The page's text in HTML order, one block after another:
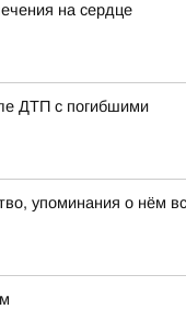
на сердце
ДТП с погибшими
упоминания о нём